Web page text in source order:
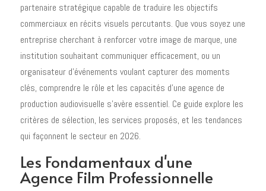
partenaire stratégique capable de traduire les objectifs
commerciaux en récits visuels percutants. Que vous soyez une
entreprise cherchant à renforcer votre image de marque, une
institution souhaitant communiquer efficacement, ou un
organisateur d'événements voulant capturer des moments
clés, comprendre le rôle et les capacités d'une agence de
production audiovisuelle s'avère essentiel. Ce guide explore les
critères de sélection, les services proposés, et les tendances
qui façonnent le secteur en 2026.
Les Fondamentaux d'une
Agence Film Professionnelle